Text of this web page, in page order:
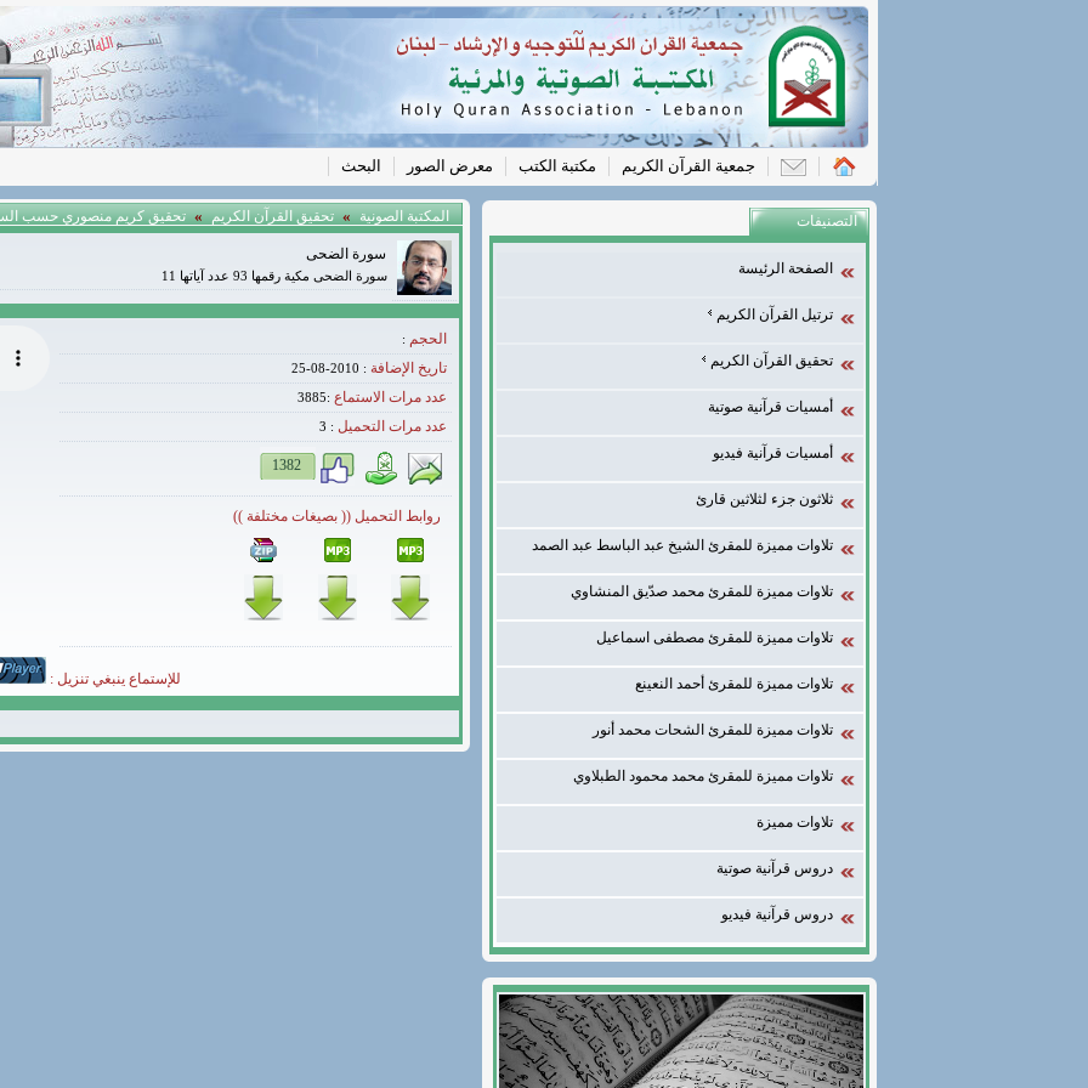
جمعية القرآن الكريم مكتبة الكتب معرض الصور البحث
المكتبة الصونية » تحقيق القرآن الكريم » تحقيق كريم منصوري حسب
سورة الضحى
سورة الضحى مكية رقمها 93 عدد آياتها 11
الحجم :
تاريخ الإضافة : 2010-08-25
عدد مرات الاستماع :3885
عدد مرات التحميل :
3
1382
روابط التحميل (( بصيغات مختلفة ))
للإستماع ينبغي تنزيل :
التصنيفات
الصفحة الرئيسة
ترتيل القرآن الكريم
تحقيق القرآن الكريم
أمسيات قرآنية صوتية
أمسيات قرآنية فيديو
ثلاثون جزء لثلاثين قارئ
تلاوات مميزة للمقرئ الشيخ عبد الباسط عبد الصمد
تلاوات مميزة للمقرئ محمد صدّيق المنشاوي
تلاوات مميزة للمقرئ مصطفى اسماعيل
تلاوات مميزة للمقرئ أحمد النعينع
تلاوات مميزة للمقرئ الشحات محمد أنور
تلاوات مميزة للمقرئ محمد محمود الطبلاوي
تلاوات مميزة
دروس قرآنية صوتية
دروس قرآنية فيديو